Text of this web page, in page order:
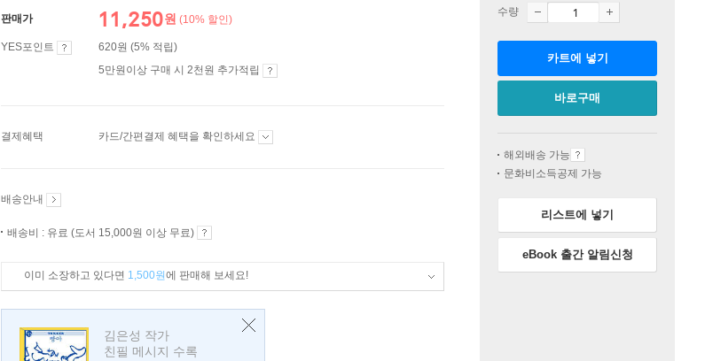
판매가 11,250원 (10% 할인)
YES포인트
620원 (5% 적립)
5만원이상 구매 시 2천원 추가적립
결제혜택 카드/간편결제 혜택을 확인하세요
배송안내
배송비 : 유료 (도서 15,000원 이상 무료)
이미 소장하고 있다면 1,500원에 판매해 보세요!
김은성 작가
친필 메시지 수록
수량
카트에 넣기
바로구매
해외배송 가능
문화비소득공제 가능
리스트에 넣기
eBook 출간 알림신청